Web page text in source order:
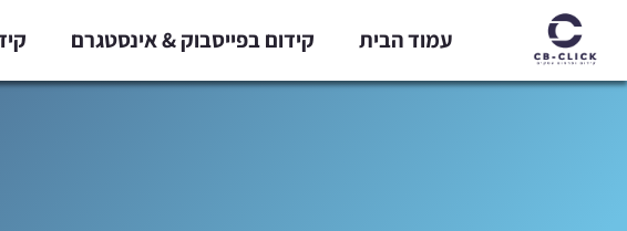
לתוכן
עמוד הבית קידום בפייסבוק & אינסטגרם